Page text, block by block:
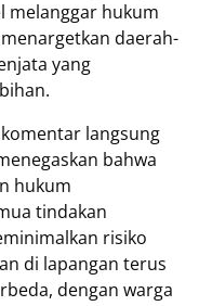
melanggar hukum
daerah-
yang
langsung
bahwa
hukum
tindakan
risiko
di lapangan terus
dengan warga